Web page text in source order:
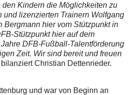
Kindern die Möglichkeiten zu
und lizenzierten Trainern Wolfgang
Bergmann hier vom Stützpunkt in
Stützpunkt hier auf dem
DFB-Fußball-Talentförderung
Zeit. Wir sind bereit und freuen
bilanziert Christian Dettenrieder.
und war von Beginn an